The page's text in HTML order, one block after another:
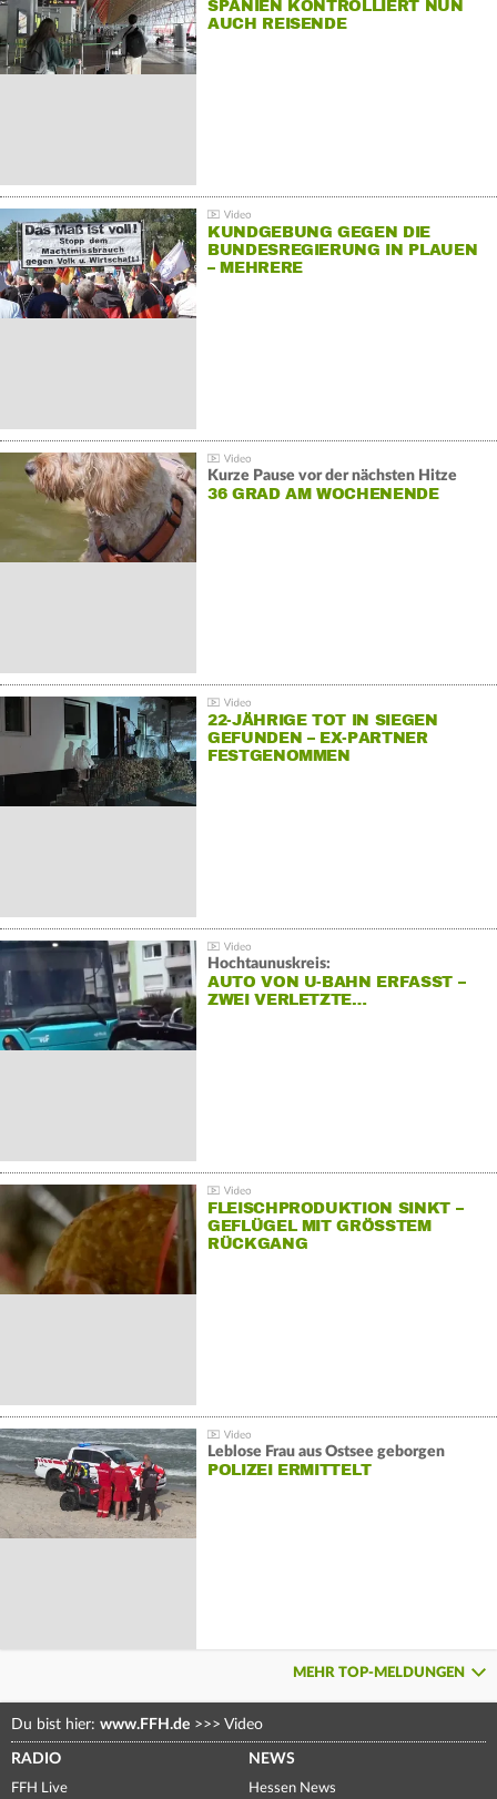
SPANIEN KONTROLLIERT NUN
AUCH REISENDE
KUNDGEBUNG GEGEN DIE
BUNDESREGIERUNG IN PLAUEN
– MEHRERE
Kurze Pause vor der nächsten Hitze
36 GRAD AM WOCHENENDE
22-JÄHRIGE TOT IN SIEGEN
GEFUNDEN – EX-PARTNER
FESTGENOMMEN
Hochtaunuskreis:
AUTO VON U-BAHN ERFASST –
ZWEI VERLETZTE…
FLEISCHPRODUKTION SINKT –
GEFLÜGEL MIT GRÖSSTEM R
ÜCKGANG
Leblose Frau aus Ostsee geborgen
POLIZEI ERMITTELT
MEHR TOP-MELDUNGEN
Du bist hier: www.FFH.de >>> Video
RADIO
FFH Live
NEWS
Hessen News